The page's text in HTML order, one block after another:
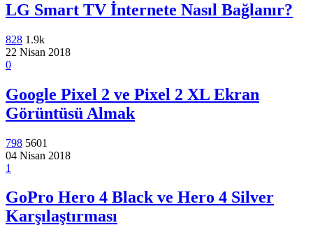
LG Smart TV İnternete Nasıl Bağlanır?
828 1.9k
22 Nisan 2018
0
Google Pixel 2 ve Pixel 2 XL Ekran
Görüntüsü Almak
798 5601
04 Nisan 2018
1
GoPro Hero 4 Black ve Hero 4 Silver
Karşılaştırması